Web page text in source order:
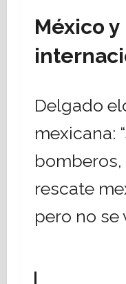
México
Delgado
mexicana:
rescate
pero no se